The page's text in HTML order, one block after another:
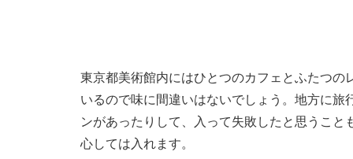
東京都美術館内にはひとつのカフェとふたつの
いるので味に間違いはないでしょう。地方に
ンがあったりして、入って失敗したと思うこ
心しては入れます。